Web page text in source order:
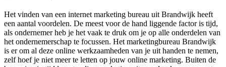
Het vinden van een internet marketing bureau uit Brandwijk heeft
een aantal voordelen. De meest voor de hand liggende factor is tijd,
als ondernemer heb je het vaak te druk om je op alle onderdelen van
het ondernemerschap te focussen. Het marketingbureau Brandwijk
is er om al deze online werkzaamheden van je uit handen te nemen,
zelf hoef je niet meer te letten op jouw online marketing. Buiten de